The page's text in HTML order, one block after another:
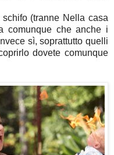
(tranne Nella casa
comunque che anche i
sì, soprattutto quelli
dovete comunque